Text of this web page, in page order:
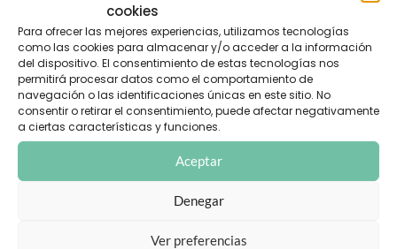
cookies
Para ofrecer las mejores experiencias, utilizamos tecnologías
como las cookies para almacenar y/o acceder a la información
del dispositivo. El consentimiento de estas tecnologías nos
permitirá procesar datos como el comportamiento de
navegación o las identificaciones únicas en este sitio. No
consentir o retirar el consentimiento, puede afectar negativamente
a ciertas características y funciones.
Aceptar
Denegar
Ver preferencias
Vive tranquilo